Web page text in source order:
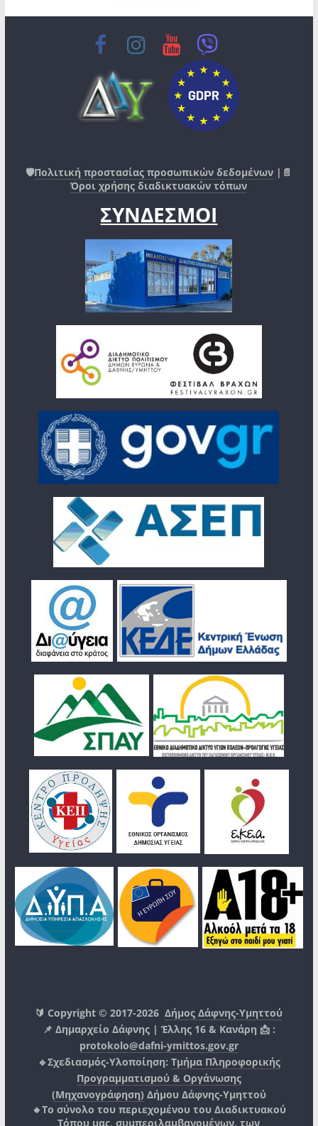
🛡️Πολιτική προστασίας προσωπικών δεδομένων |📄
Όροι χρήσης διαδικτυακών τόπων
ΣΥΝΔΕΣΜΟΙ
🔰 Copyright © 2017-2026Δήμος Δάφνης-Υμηττού
📌 Δημαρχείο Δάφνης | Έλλης 16 & Κανάρη 📩 :
protokolo@dafni-ymittos.gov.gr
🔹Σχεδιασμός-Υλοποίηση: Τμήμα Πληροφορικής
Προγραμματισμού & Οργάνωσης
(Μηχανογράφηση) Δήμου Δάφνης-Υμηττού
🔸Το σύνολο του περιεχομένου του Διαδικτυακού
Τόπου μας, συμπεριλαμβανομένων, των